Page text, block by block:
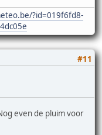
?id=019f6fd8-
#11
even de pluim voor